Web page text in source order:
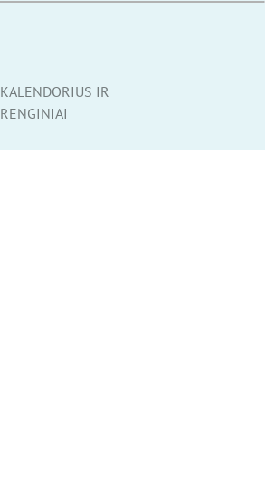
KALENDORIUS IR
RENGINIAI